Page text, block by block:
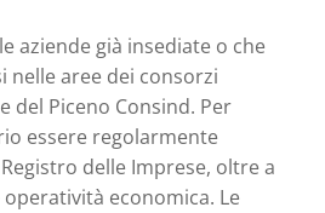
aziende già insediate o che
nelle aree dei consorzi
del Piceno Consind. Per
essere regolarmente
delle Imprese, oltre a
economica. Le